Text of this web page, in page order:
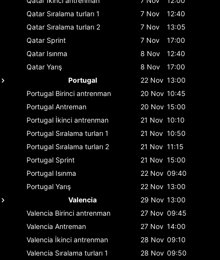
Qatar Sıralama turları 1 7 Nov
12:40
Qatar Sıralama turları 2 7 Nov
13:05
Qatar Sprint 7 Nov
17:00
Qatar Isınma 8 Nov
12:40
Qatar Yarış 8 Nov
17:00
Portugal
22 Nov 13:00
Portugal Birinci antrenman 20 Nov 10:45
Portugal Antreman 20 Nov 15:00
Portugal İkinci antrenman 21 Nov 10:10
Portugal Sıralama turları 1 21 Nov 10:50
Portugal Sıralama turları 2 21 Nov 11:15
Portugal Sprint 21 Nov 15:00
Portugal Isınma 22 Nov 09:40
Portugal Yarış 22 Nov 13:00
Valencia
29 Nov 13:00
Valencia Birinci antrenman 27 Nov 09:45
Valencia Antreman 27 Nov 14:00
Valencia İkinci antrenman 28 Nov 09:10
Valencia Sıralama turları 1 28 Nov 09:50